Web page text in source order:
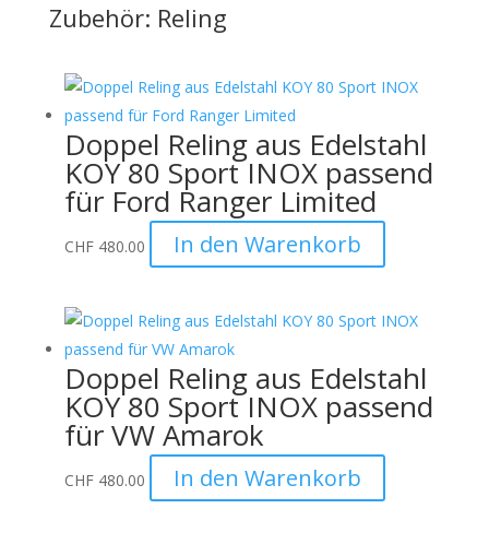
Zubehör: Reling
Doppel Reling aus Edelstahl
KOY 80 Sport INOX passend
für Ford Ranger Limited
CHF480.00 In den Warenkorb
Doppel Reling aus Edelstahl
KOY 80 Sport INOX passend
für VW Amarok
CHF480.00 In den Warenkorb